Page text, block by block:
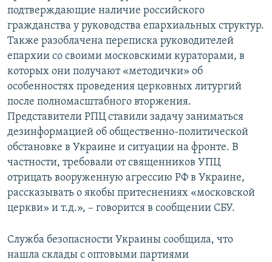
подтверждающие наличие российского
гражданства у руководства епархиальных структур.
Также разоблачена переписка руководителей
епархии со своими московскими кураторами, в
которых они получают «методички» об
особенностях проведения церковных литургий
после полномасштабного вторжения.
Представители РПЦ ставили задачу заниматься
дезинформацией об общественно-политической
обстановке в Украине и ситуации на фронте. В
частности, требовали от священников УПЦ
отрицать вооруженную агрессию РФ в Украине,
рассказывать о якобы притеснениях «московской
церкви» и т.д.», – говорится в сообщении СБУ.
Служба безопасности Украины сообщила, что
нашла склады с оптовыми партиями